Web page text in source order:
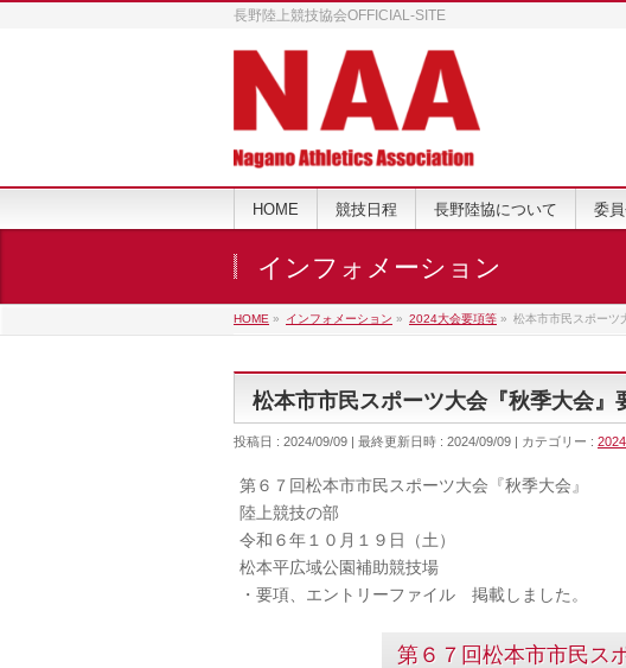
長野陸上競技協会OFFICIAL-SITE
HOME 競技日程 長野陸協について 委
インフォメーション
HOME » インフォメーション » 2024大会要項等 » 松本市市民スポーツ
松本市市民スポーツ大会『秋季大会』
投稿日 : 2024/09/09 最終更新日時 : 2024/09/09 カテゴリー :
第６７回松本市市民スポーツ大会『秋季大会』
陸上競技の部
令和６年１０月１９日（土）
松本平広域公園補助競技場
・要項、エントリーファイル 掲載しました。
第６７回松本市市民ス